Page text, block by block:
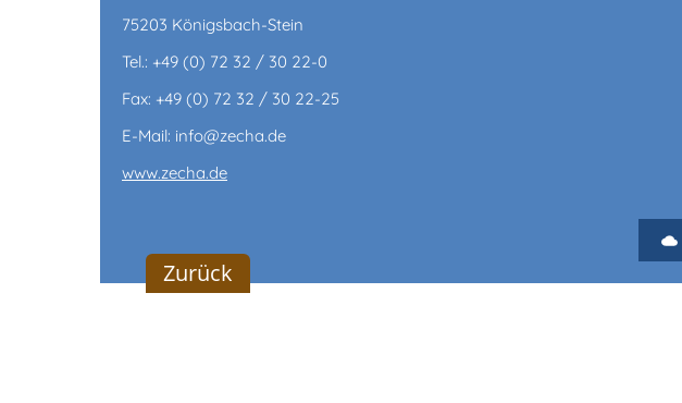
75203 Königsbach-Stein
Tel.: +49 (0) 72 32 / 30 22-0
Fax: +49 (0) 72 32 / 30 22-25
E-Mail: info@zecha.de
www.zecha.de
Zurück